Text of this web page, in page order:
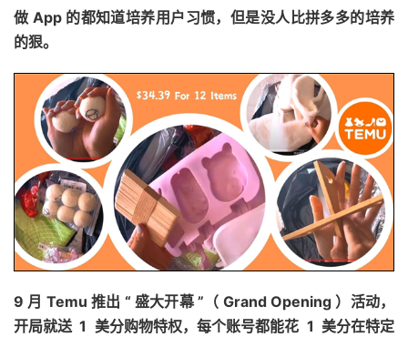
做 App 的都知道培养用户习惯，但是没人比拼多多的培养
的狠。
9 月 Temu 推出 “ 盛大开幕 ”（ Grand Opening ）活动，
开局就送 1 美分购物特权，每个账号都能花 1 美分在特定